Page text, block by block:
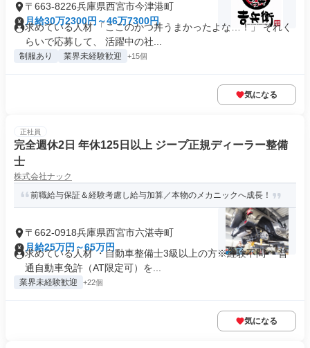
〒663-8226兵庫県西宮市今津港町
月給30万2300円～46万7300円
求めている人材 「ここのかつ丼うまかったよな…！」 それく
らいで応募して、 活躍中の社...
制服あり 業界未経験歓迎 +15個
気になる
正社員
完全週休2日 年休125日以上 ジープ正規ディーラー整備
士
株式会社ナック
前職給与保証＆経験考慮し給与加算／本物のメカニックへ成長！
〒662-0918兵庫県西宮市六湛寺町
月給25万円～65万円
求めている人材 ・自動車整備士3級以上の方※経験不問 ・普
通自動車免許（AT限定可）を...
業界未経験歓迎 +22個
気になる